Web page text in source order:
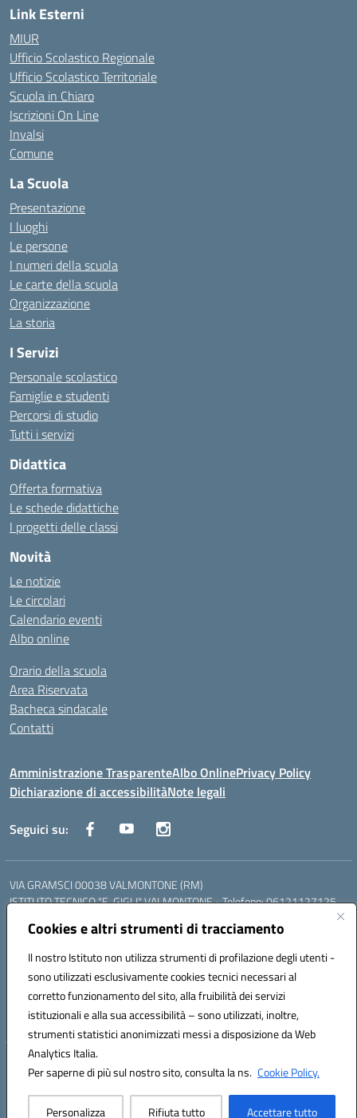
Cookies e altri strumenti di tracciamento
Il nostro Istituto non utilizza strumenti di profilazione degli utenti -
sono utilizzati esclusivamente cookies tecnici necessari al
corretto funzionamento del sito, alla fruibilità dei servizi
istituzionali e alla sua accessibilità – sono utilizzati, inoltre,
strumenti statistici anonimizzati messi a disposizione da Web
Analytics Italia.
Per saperne di più sul nostro sito, consulta la ns. Cookie Policy.
Personalizza Rifiuta tutto Accettare tutto
Link Esterni
MIUR
Ufficio Scolastico Regionale
Ufficio Scolastico Territoriale
Scuola in Chiaro
Iscrizioni On Line
Invalsi
Comune
La Scuola
Presentazione
I luoghi
Le persone
I numeri della scuola
Le carte della scuola
Organizzazione
La storia
I Servizi
Personale scolastico
Famiglie e studenti
Percorsi di studio
Tutti i servizi
Didattica
Offerta formativa
Le schede didattiche
I progetti delle classi
Novità
Le notizie
Le circolari
Calendario eventi
Albo online
Orario della scuola
Area Riservata
Bacheca sindacale
Contatti
Amministrazione TrasparenteAlbo OnlinePrivacy Policy
Dichiarazione di accessibilitàNote legali
Seguici su:
VIA GRAMSCI 00038 VALMONTONE (RM)
ISTITUTO TECNICO "E. GIGLI" VALMONTONE - Telefono: 06121127125
06121126825
LICEO DELLE SCIENZE UMANE "P.L. NERVI" SEGNI - Telefono:
Mail: RMIS099002@istruzione.it - PEC: RMIS099002@pec.istruzione.it
Codice meccanografico: RMIS099002
Codice fiscale: 95036960581
Hosting & Powered by 3D Solution S.r.l.
Concept & Design by Designers Italia